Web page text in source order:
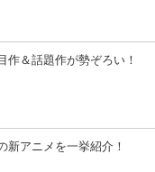
作＆話題作が勢ぞろい！
新アニメを一挙紹介！